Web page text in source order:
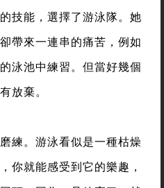
技能，選擇了游泳隊。她
帶來一連串的痛苦，例如
泳池中練習。但當好幾個
放棄。
練。游泳看似是一種枯燥
你就能感受到它的樂趣，